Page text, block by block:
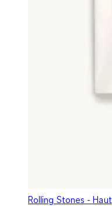
Rolling Stones - Haut